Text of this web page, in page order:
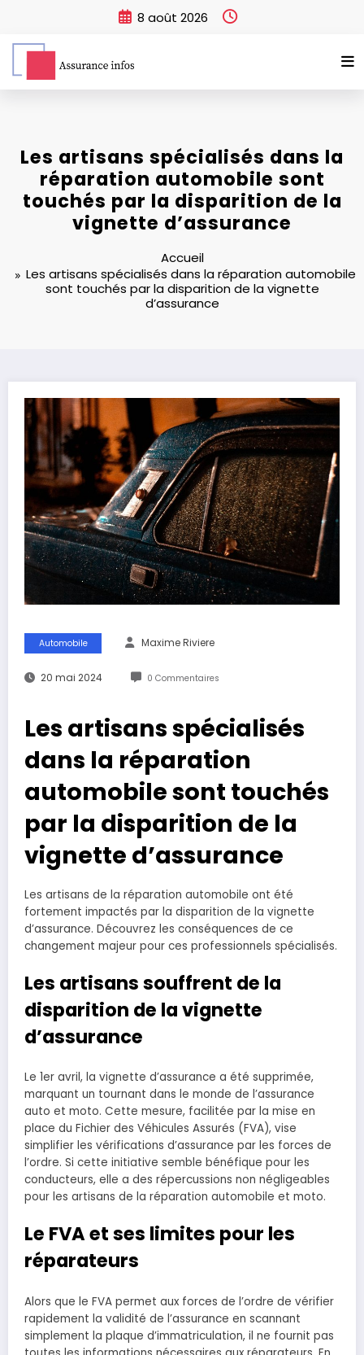
8 août 2026
Les artisans spécialisés dans la
réparation automobile sont
touchés par la disparition de la
vignette d’assurance
Accueil
Les artisans spécialisés dans la réparation automobile
sont touchés par la disparition de la vignette
d’assurance
Automobile Maxime Riviere
20 mai 2024 0 Commentaires
Les artisans spécialisés
dans la réparation
automobile sont touchés
par la disparition de la
vignette d’assurance
Les artisans de la réparation automobile ont été
fortement impactés par la disparition de la vignette
d’assurance. Découvrez les conséquences de ce
changement majeur pour ces professionnels spécialisés.
Les artisans souffrent de la
disparition de la vignette
d’assurance
Le 1er avril, la vignette d’assurance a été supprimée,
marquant un tournant dans le monde de l’assurance
auto et moto. Cette mesure, facilitée par la mise en
place du Fichier des Véhicules Assurés (FVA), vise
simplifier les vérifications d’assurance par les forces de
l’ordre. Si cette initiative semble bénéfique pour les
conducteurs, elle a des répercussions non négligeables
pour les artisans de la réparation automobile et moto.
Le FVA et ses limites pour les
réparateurs
Alors que le FVA permet aux forces de l’ordre de vérifier
rapidement la validité de l’assurance en scannant
simplement la plaque d’immatriculation, il ne fournit pas